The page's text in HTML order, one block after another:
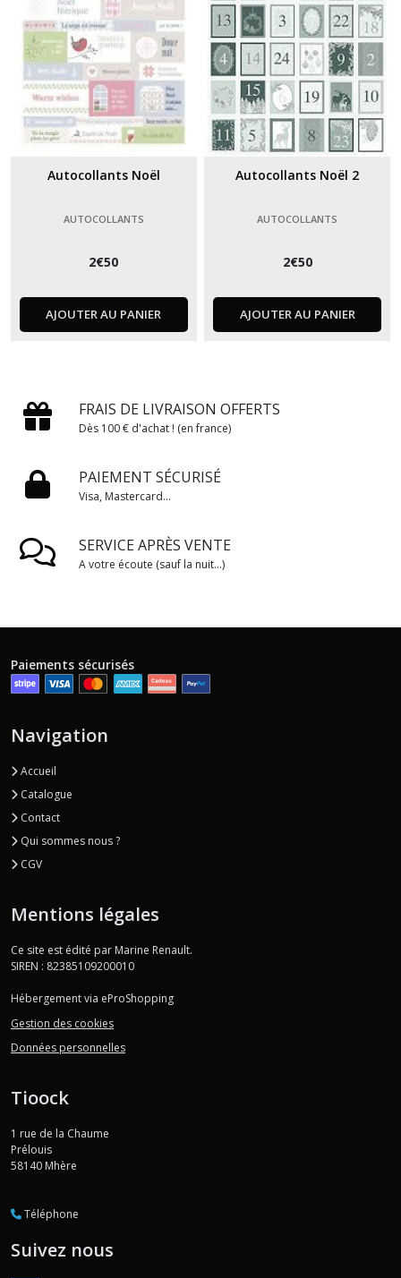
Autocollants Noël
AUTOCOLLANTS
2€50
AJOUTER AU PANIER
Autocollants Noël 2
AUTOCOLLANTS
2€50
AJOUTER AU PANIER
FRAIS DE LIVRAISON OFFERTS
Dès 100 € d'achat ! (en france)
PAIEMENT SÉCURISÉ
Visa, Mastercard...
SERVICE APRÈS VENTE
A votre écoute (sauf la nuit...)
Paiements sécurisés
Navigation
Accueil
Catalogue
Contact
Qui sommes nous ?
CGV
Mentions légales
Ce site est édité par Marine Renault.
SIREN : 82385109200010
Hébergement via eProShopping
Gestion des cookies
Données personnelles
Tioock
1 rue de la Chaume
Prélouis
58140 Mhère
Téléphone
Suivez nous